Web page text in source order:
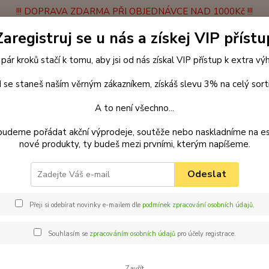
!!! DOPRAVA ZDARMA PŘI OBJEDNÁVCE NAD 1000Kč !!!
Vrácení zboží Obchodní podmínky Velkoobchodní spolupráce
obojek z popruhu pro psy
mm
se u nás a získej VIP
kroků stačí k tomu, aby jsi od nás získal VIP přístup k extra
se staneš naším věrným zákazníkem, získáš slevu 3% na celý
A to není všechno...
pořádat akční výprodeje, soutěže nebo naskladníme na
nové produkty, ty budeš mezi prvními, kterým napíšeme.
Odeslat
Přeji si odebírat novinky e-mailem dle podmínek zpracování osobních údajů.
Souhlasím se zpracováním osobních údajůpro účely registrace.